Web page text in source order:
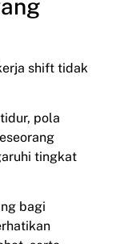
shift tidak
pola
tingkat
bagi